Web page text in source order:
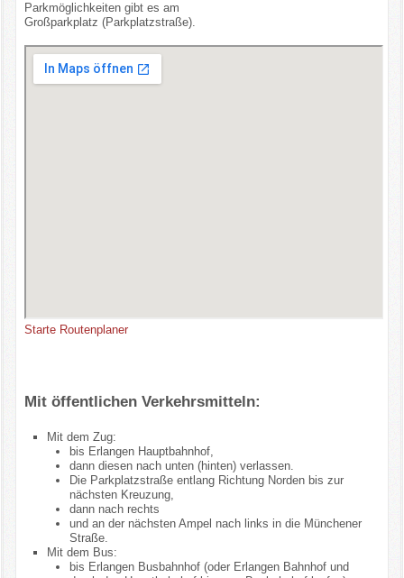
Parkmöglichkeiten gibt es am
Großparkplatz (Parkplatzstraße).
Starte Routenplaner
Mit öffentlichen Verkehrsmitteln:
Mit dem Zug:
bis Erlangen Hauptbahnhof,
dann diesen nach unten (hinten) verlassen.
Die Parkplatzstraße entlang Richtung Norden bis zur
nächsten Kreuzung,
dann nach rechts
und an der nächsten Ampel nach links in die Münchener
Straße.
Mit dem Bus:
bis Erlangen Busbahnhof (oder Erlangen Bahnhof und